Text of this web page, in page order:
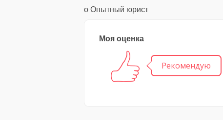
о Опытный юрист
Моя оценка
Рекомендую